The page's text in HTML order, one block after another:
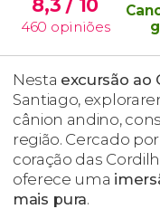
8,3/ 10
460 opiniões
Nesta excursão ao
Santiago,
cânion andino,
região. Cercado
coração das
oferece uma
mais pura.